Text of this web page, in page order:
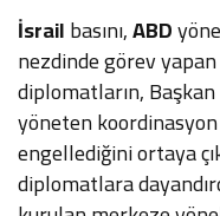
İsrailbasını,ABD
nezdinde görev
diplomatların, Başkan
yöneten
engellediğini ortaya
diplomatlara